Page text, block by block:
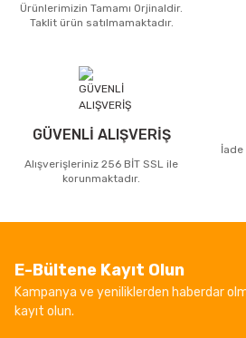
Ürünlerimizin Tamamı Orjinaldir.
Taklit ürün satılmamaktadır.
GÜVENLİ ALIŞVERİŞ
Alışverişleriniz 256 BİT SSL ile
korunmaktadır.
İade
E-Bültene Kayıt Olun
Kampanya ve yeniliklerden haberdar
kayıt olun.